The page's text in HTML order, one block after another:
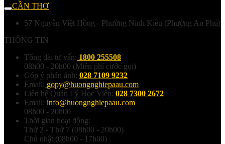
CẦN THƠ
57 Nguyễn Việt Hồng - Phường Ninh Kiều (Phường An Phú)
THÔNG TIN
Tổng đài tư vấn: 1800 255508
08h00 - 20h00 (Miễn phí cước gọi)
Góp ý phản ánh: 028 7109 9232
Email: gopy@huongnghiepaau.com
Liên hệ Quản Lý Học Viên: 028 7300 2672
Email: info@huongnghiepaau.com
08h00 - 20h00
Thời gian hoạt động:
Thứ 2 - Thứ 7 (08h00 - 20h00)
Chủ nhật (08h00 - 17h00)